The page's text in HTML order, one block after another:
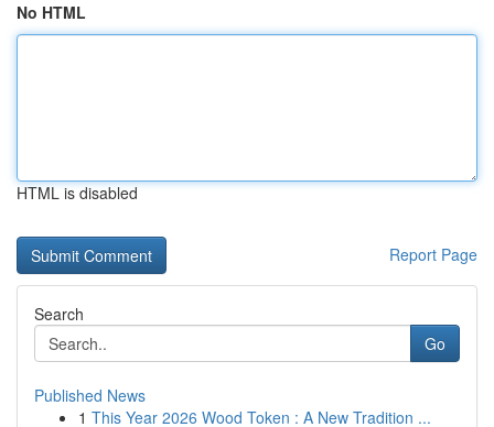
No HTML
HTML is disabled
Report Page
Search
Go
Published News
1 This Year 2026 Wood Token : A New Tradition ...